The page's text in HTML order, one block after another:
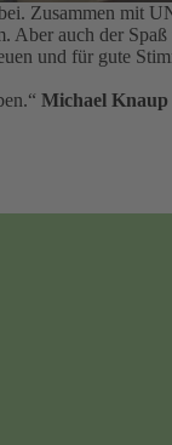
Zusammen mit
Aber auch der
und für gute
Michael Knaup